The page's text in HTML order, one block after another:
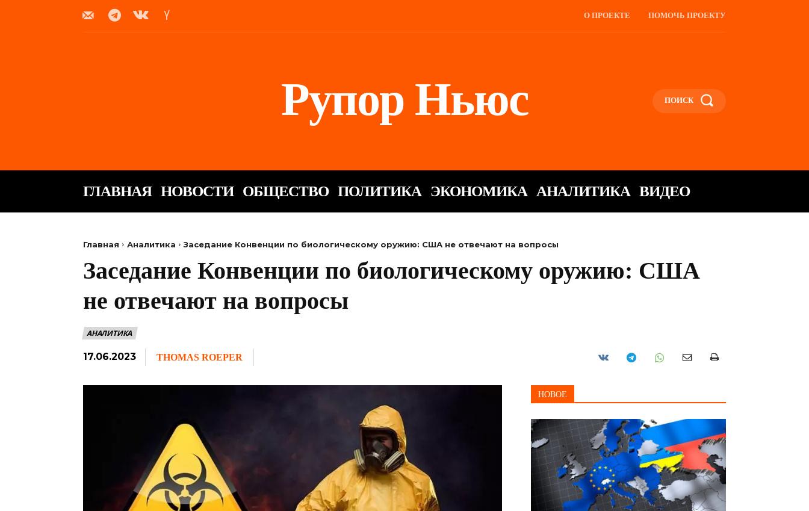
О ПРОЕКТЕ ПОМОЧЬ ПРОЕКТУ
Рупор Ньюс ПОИСК
ГЛАВНАЯ НОВОСТИ ОБЩЕСТВО ПОЛИТИКА ЭКОНОМИКА АНАЛИТИКА ВИДЕО
Главная Аналитика Заседание Конвенции по биологическому оружию: США не отвечают на вопросы
Заседание Конвенции по биологическому оружию: США
не отвечают на вопросы
АНАЛИТИКА
17.06.2023 THOMAS ROEPER
НОВОЕ